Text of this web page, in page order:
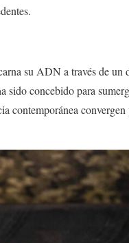
su ADN a través de
sido concebido para
contemporánea